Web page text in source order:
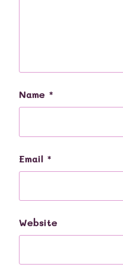
Name *
Email *
Website